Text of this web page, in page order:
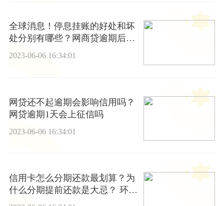
全球消息！停息挂账的好处和坏
处分别有哪些？网商贷逾期后果
是什么？
2023-06-06 16:34:01
网贷还不起逾期会影响信用吗？
网贷逾期1天会上征信吗
2023-06-06 16:34:01
信用卡怎么分期还款最划算？为
什么分期提前还款是大忌？ 环球
新动态